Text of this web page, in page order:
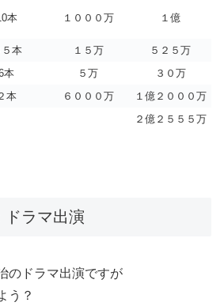
本 １０００万 １億
５本 １５万
５２５万
本 ５万
３０万
本 ６０００万
１億２０００万
２億２５５５万
ラマ出演
のドラマ出演ですが
う？